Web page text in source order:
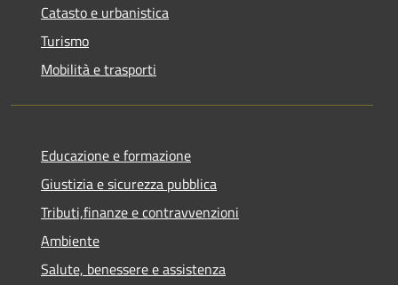
Catasto e urbanistica
Turismo
Mobilità e trasporti
Educazione e formazione
Giustizia e sicurezza pubblica
Tributi,finanze e contravvenzioni
Ambiente
Salute, benessere e assistenza